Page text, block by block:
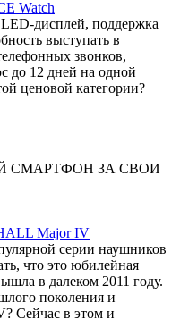
Watch
дисплей, поддержка
выступать в
звонков,
до 12 дней на одной
ценовой категории?
СМАРТФОН ЗА СВОИ
Major IV
серии наушников
что это юбилейная
в далеком 2011 году.
поколения и
Сейчас в этом и